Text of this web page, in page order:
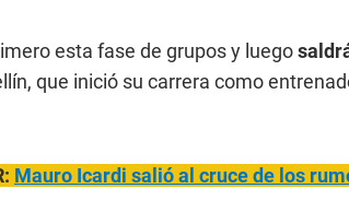
esta fase de grupos y luego
que inició su carrera como
Mauro Icardi salió al cruce de los